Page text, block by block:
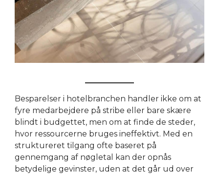
Besparelser i hotelbranchen handler ikke om at
fyre medarbejdere på stribe eller bare skære
blindt i budgettet, men om at finde de steder,
hvor ressourcerne bruges ineffektivt. Med en
struktureret tilgang ofte baseret på
gennemgang af nøgletal kan der opnås
betydelige gevinster, uden at det går ud over